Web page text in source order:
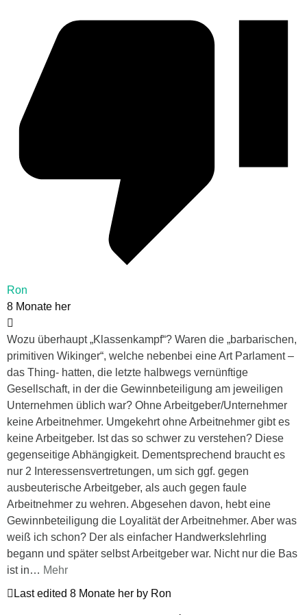
Ron
8 Monate her
Wozu überhaupt „Klassenkampf“? Waren die „barbarischen,
primitiven Wikinger“, welche nebenbei eine Art Parlament –
das Thing- hatten, die letzte halbwegs vernünftige
Gesellschaft, in der die Gewinnbeteiligung am jeweiligen
Unternehmen üblich war? Ohne Arbeitgeber/Unternehmer
keine Arbeitnehmer. Umgekehrt ohne Arbeitnehmer gibt es
keine Arbeitgeber. Ist das so schwer zu verstehen? Diese
gegenseitige Abhängigkeit. Dementsprechend braucht es
nur 2 Interessensvertretungen, um sich ggf. gegen
ausbeuterische Arbeitgeber, als auch gegen faule
Arbeitnehmer zu wehren. Abgesehen davon, hebt eine
Gewinnbeteiligung die Loyalität der Arbeitnehmer. Aber was
weiß ich schon? Der als einfacher Handwerkslehrling
begann und später selbst Arbeitgeber war. Nicht nur die Bas
ist in… Mehr
Last edited 8 Monate her by Ron